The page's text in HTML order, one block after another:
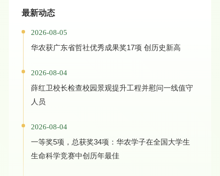
最新动态
2026-08-05
华农获广东省哲社优秀成果奖17项 创历史新高
2026-08-04
薛红卫校长检查校园景观提升工程并慰问一线值守
人员
2026-08-04
一等奖5项，总获奖34项：华农学子在全国大学生
生命科学竞赛中创历年最佳